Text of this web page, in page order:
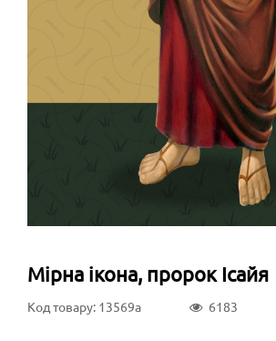
Мірна ікона, пророк Ісайя
Код товару: 13569a 6183